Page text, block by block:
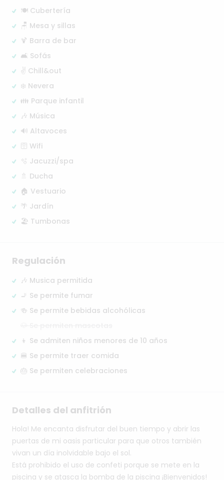
🍽️ Cubertería
🪑 Mesa y sillas
🍹 Barra de bar
🛋️ Sofás
✌️ Chill&out
❄️ Nevera
👪 Parque infantil
🎶 Música
🔊 Altavoces
🛜 Wifi
🫧 Jacuzzi/spa
🚿 Ducha
🏠 Vestuario
🌴 Jardín
🏖️ Tumbonas
Regulación
🎶 Musica permitida
🚬 Se permite fumar
🍻 Se permite bebidas alcohólicas
👦 Se admiten niños menores de 10 años
🍔 Se permite traer comida
🎂 Se permiten celebraciones
Detalles del anfitrión
Hola! Me encanta disfrutar del buen tiempo y abrir las
puertas de mi oasis particular para que otros también
vivan un día inolvidable bajo el sol.
Está prohibido el uso de confeti porque se mete en la
piscina y se atasca la bomba de la piscina ¡Bienvenidos!